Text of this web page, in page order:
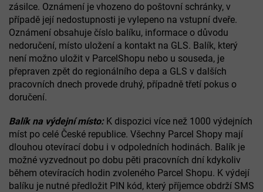
zásilce. Oznámení je vhozeno do poštovní schránky, v
případě její nedostupnosti je vylepeno na vstupní dveře.
Oznámení obsahuje číslo balíku, informace o důvodu
nedoručení, místo uložení a kontakt na GLS. Balík, který
není možno uložit v ParcelShopu nebo u souseda, je
přepraven zpět do regionálního depa a GLS v dalších
pracovních dnech provede druhý, případně třetí pokus o
doručení.
Balík na výdejní místo: K dispozici více než 1000 výdejních
míst po celé České republice. Všechny Parcel Shopy mají
dlouhou otevírací dobu i v odpoledních hodinách. Balík je
možné vyzvednout po dobu pěti pracovních dní kdykoliv
během otevíracích hodin zvoleného Parcel Shopu. K výdejí
balíku je nutné předložit PIN kód, který příjemce obdrží SMS